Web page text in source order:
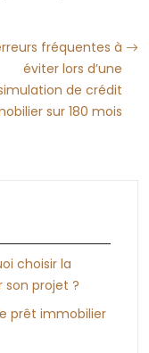
fréquentes à
éviter lors d’une
de crédit
sur 180 mois
choisir la
son projet ?
prêt immobilier